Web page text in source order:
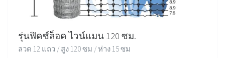
รุ่นฟิคซ์ล็อค ไวน์แมน 120 ซม.
ลวด 12 แถว / สูง 120 ซม / ห่าง 15 ซม